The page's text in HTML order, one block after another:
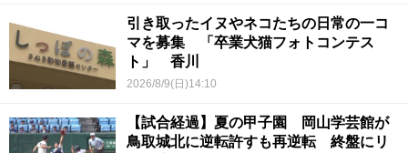
引き取ったイヌやネコたちの日常の一コ
マを募集 「卒業犬猫フォトコンテス
ト」 香川
2026/8/9(日)14:10
【試合経過】夏の甲子園 岡山学芸館が
鳥取城北に逆転許すも再逆転 終盤にリ